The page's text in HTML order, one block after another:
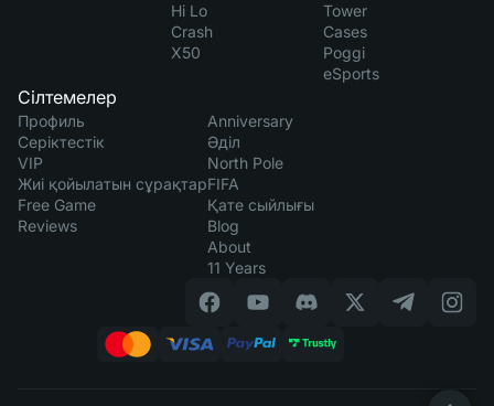
Hi Lo
Crash
X50
Tower
Cases
Poggi
eSports
Сілтемелер
Профиль
Серіктестік
VIP
Жиі қойылатын сұрақтар
Free Game
Reviews
Anniversary
Әділ
North Pole
FIFA
Қате сыйлығы
Blog
About
11 Years